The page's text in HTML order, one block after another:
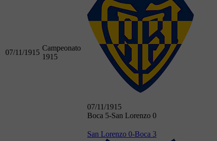
07/11/1915
Campeonato
1915
07/11/1915
Boca 5-San Lorenzo 0
San Lorenzo 0-Boca 3